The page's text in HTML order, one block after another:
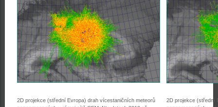
2D projekce (střední Evropa) drah vícestaničních meteorů
2D projekce (střední